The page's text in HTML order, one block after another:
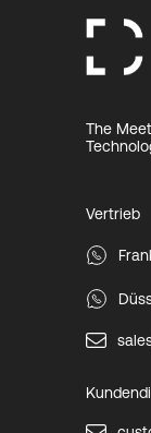
The
Vertrieb